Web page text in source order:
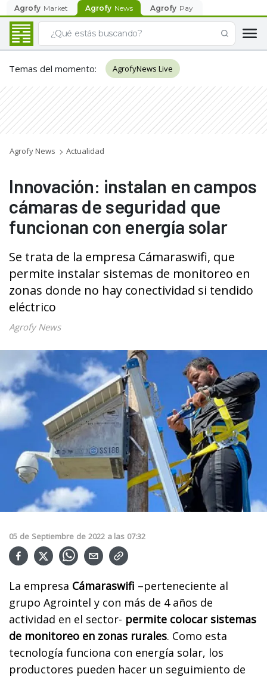
Agrofy Market Agrofy News Agrofy Pay
Temas del momento: AgrofyNews Live
Agrofy News Actualidad
Innovación: instalan en campos
cámaras de seguridad que
funcionan con energía solar
Se trata de la empresa Cámaraswifi, que
permite instalar sistemas de monitoreo en
zonas donde no hay conectividad si tendido
eléctrico
Agrofy News
05 de Septiembre de 2022 a las 07:32
La empresa Cámaraswifi –perteneciente al
grupo Agrointel y con más de 4 años de
actividad en el sector- permite colocar sistemas
de monitoreo en zonas rurales. Como esta
tecnología funciona con energía solar, los
productores pueden hacer un seguimiento de